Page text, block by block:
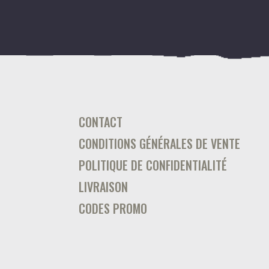
CONTACT
CONDITIONS GÉNÉRALES DE VENTE
POLITIQUE DE CONFIDENTIALITÉ
LIVRAISON
CODES PROMO